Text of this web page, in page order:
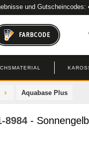
und
FARBCODE
Aquabase Plus
8984 - Sonnengelb